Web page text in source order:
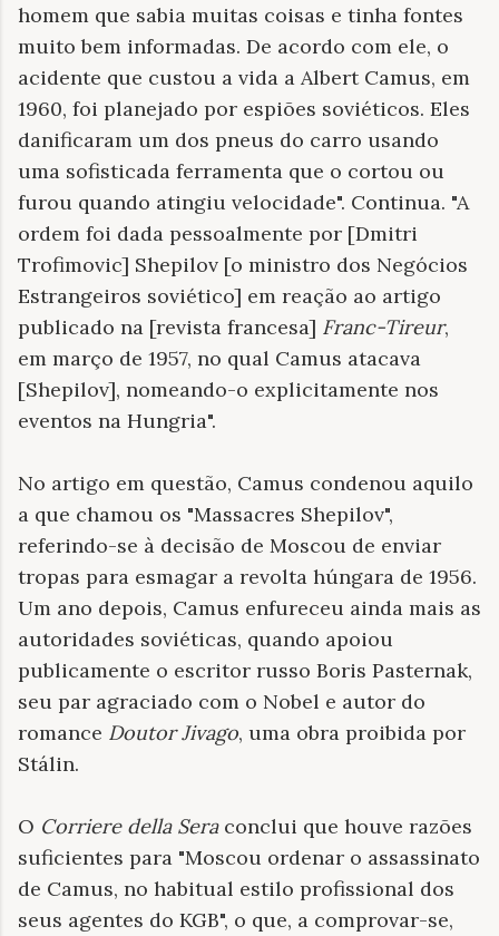
homem que sabia muitas coisas e tinha fontes
muito bem informadas. De acordo com ele, o
acidente que custou a vida a Albert Camus, em
1960, foi planejado por espiões soviéticos. Eles
danificaram um dos pneus do carro usando
uma sofisticada ferramenta que o cortou ou
furou quando atingiu velocidade". Continua. "A
ordem foi dada pessoalmente por [Dmitri
Trofimovic] Shepilov [o ministro dos Negócios
Estrangeiros soviético] em reação ao artigo
publicado na [revista francesa] Franc-Tireur,
em março de 1957, no qual Camus atacava
[Shepilov], nomeando-o explicitamente nos
eventos na Hungria".
No artigo em questão, Camus condenou aquilo
a que chamou os "Massacres Shepilov",
referindo-se à decisão de Moscou de enviar
tropas para esmagar a revolta húngara de 1956.
Um ano depois, Camus enfureceu ainda mais as
autoridades soviéticas, quando apoiou
publicamente o escritor russo Boris Pasternak,
seu par agraciado com o Nobel e autor do
romance Doutor Jivago, uma obra proibida por
Stálin.
O Corriere della Seraconclui que houve razões
suficientes para "Moscou ordenar o assassinato
de Camus, no habitual estilo profissional dos
seus agentes do KGB", o que, a comprovar-se,